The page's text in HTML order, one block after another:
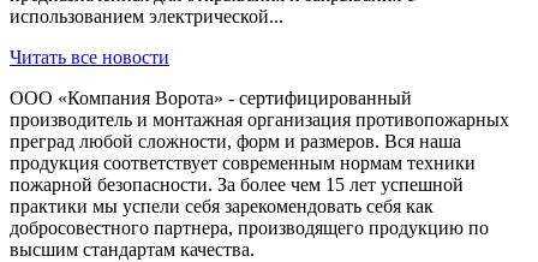
использованием электрической...
Читать все новости
ООО «Компания Ворота» - сертифицированный
производитель и монтажная организация противопожарных
преград любой сложности, форм и размеров. Вся наша
продукция соответствует современным нормам техники
пожарной безопасности. За более чем 15 лет успешной
практики мы успели себя зарекомендовать себя как
добросовестного партнера, производящего продукцию по
высшим стандартам качества.